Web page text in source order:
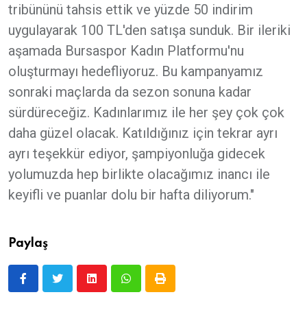
tribününü tahsis ettik ve yüzde 50 indirim
uygulayarak 100 TL'den satışa sunduk. Bir ileriki
aşamada Bursaspor Kadın Platformu'nu
oluşturmayı hedefliyoruz. Bu kampanyamız
sonraki maçlarda da sezon sonuna kadar
sürdüreceğiz. Kadınlarımız ile her şey çok çok
daha güzel olacak. Katıldığınız için tekrar ayrı
ayrı teşekkür ediyor, şampiyonluğa gidecek
yolumuzda hep birlikte olacağımız inancı ile
keyifli ve puanlar dolu bir hafta diliyorum."
Paylaş